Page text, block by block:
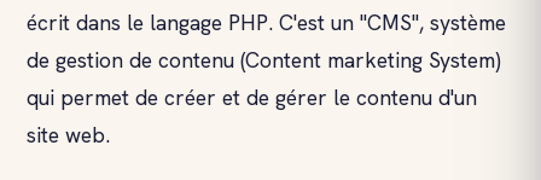
écrit dans le langage PHP. C'est un "CMS", système
de gestion de contenu (Content marketing System)
qui permet de créer et de gérer le contenu d'un
site web.